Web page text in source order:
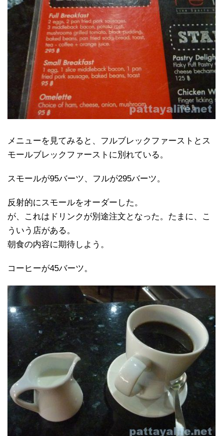
メニューを見てみると、フルブレックファーストとス
モールブレックファーストに別れている。
スモールが95バーツ、フルが295バーツ。
反射的にスモールをオーダーした。
が、これはドリンクが別途注文となった。たまに、こ
ういう店がある。
朝食の内容に期待しよう。
コーヒーが45バーツ。